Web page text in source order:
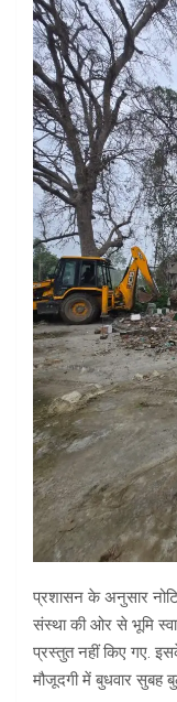
प्रशासन के अनुसार
संस्था की ओर से भूमि
प्रस्तुत नहीं किए गए.
मौजूदगी में बुधवार सुबह